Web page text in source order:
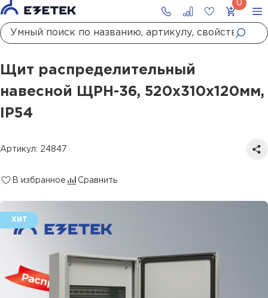
ГЗШ и шкафы ГЗШ
Щит распределительный навесной ЩРН-36, 520х310х120мм, IP54
Щит распределительный
навесной ЩРН-36, 520х310х120мм,
IP54
Артикул: 24847
В избранное Сравнить